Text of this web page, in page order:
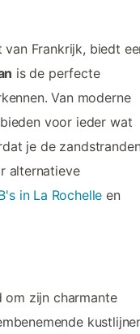
van Frankrijk, biedt
is de perfecte
Van moderne
voor ieder wat
je de
alternatieve
in La Rochelle en
om zijn charmante